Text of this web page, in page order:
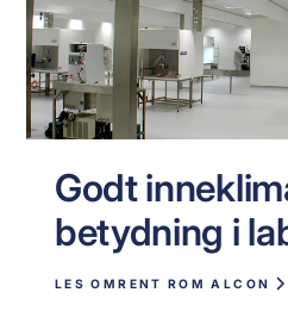
Godt
betydning i
LES OMRENT ROM ALCON